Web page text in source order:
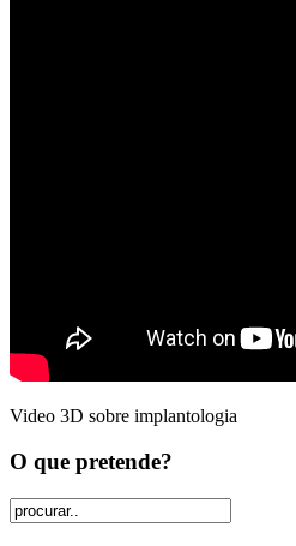
Video 3D sobre implantologia
O que pretende?